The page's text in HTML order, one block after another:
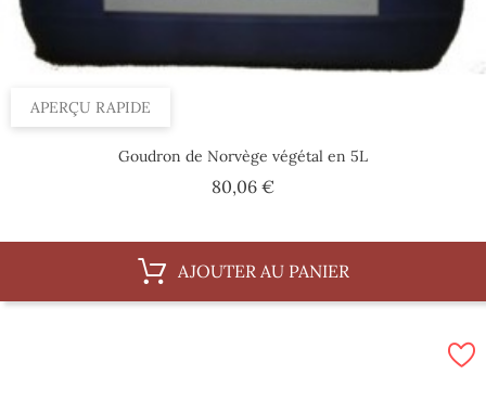
APERÇU RAPIDE
Goudron de Norvège végétal en 5L
80,06 €Prix
AJOUTER AU PANIER